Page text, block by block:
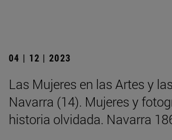
04 | 12 | 2023
Las Mujeres en las Artes y
Navarra (14). Mujeres y
historia olvidada. Navarra